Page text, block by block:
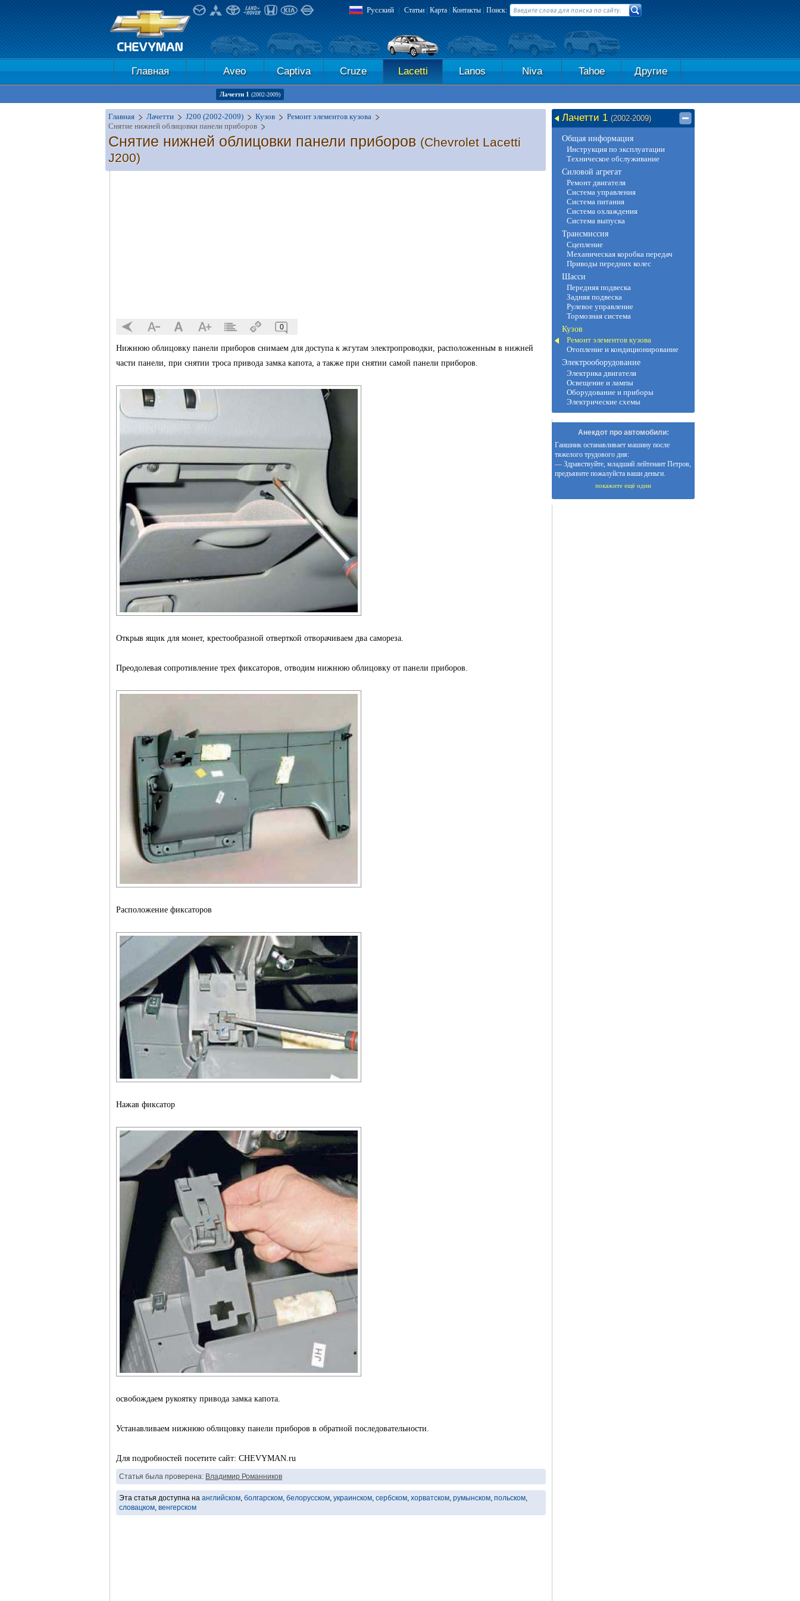
Русский | Статьи | Карта| Контакты | Поиск:
Главная Aveo Captiva Cruze Lacetti Lanos Niva Tahoe Другие
Лачетти 1 (2002-2009)
Главная Лачетти J200 (2002-2009) Кузов
Ремонт элементов кузова
Снятие нижней облицовки панели приборов
Снятие нижней облицовки панели приборов (Chevrolet Lacetti
J200)
0
Нижнюю облицовку панели приборов снимаем для доступа к жгутам электропроводки, расположенным в нижней
части панели, при снятии троса привода замка капота, а также при снятии самой панели приборов.
Открыв ящик для монет, крестообразной отверткой отворачиваем два самореза.
Преодолевая сопротивление трех фиксаторов, отводим нижнюю облицовку от панели приборов.
Расположение фиксаторов
Нажав фиксатор
освобождаем рукоятку привода замка капота.
Устанавливаем нижнюю облицовку панели приборов в обратной последовательности.
Для подробностей посетите сайт: CHEVYMAN.ru
Статья была проверена: Владимир Романников
Эта статья доступна на английском, болгарском, белорусском, украинском, сербском, хорватском, румынском, польском,
словацком, венгерском
Лачетти 1 (2002-2009)
Общая информация
Инструкция по эксплуатации
Техническое обслуживание
Силовой агрегат
Ремонт двигателя
Система управления
Система питания
Система охлаждения
Система выпуска
Трансмиссия
Сцепление
Механическая коробка передач
Приводы передних колес
Шасси
Передняя подвеска
Задняя подвеска
Рулевое управление
Тормозная система
Кузов
Ремонт элементов кузова
Отопление и кондиционирование
Электрооборудование
Электрика двигателя
Освещение и лампы
Оборудование и приборы
Электрические схемы
Анекдот про автомобили:
Гаишник останавливает машину после
тяжелого трудового дня:
— Здравствуйте, младший лейтенант Петров,
предъявите пожалуйста ваши деньги.
покажите ещё один